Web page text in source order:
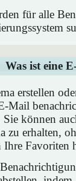
für alle
Was ist eine
erstellen
Mail
Sie können
zu erhalten,
Ihre Favoriten